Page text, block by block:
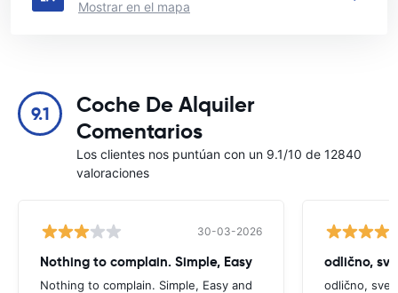
Mostrar en el mapa
9.1
Coche De Alquiler
Comentarios
Los clientes nos puntúan con un 9.1/10 de 12840
valoraciones
30-03-2026
Nothing to complain. Simple, Easy
Nothing to complain. Simple, Easy and
odlično,
odlično, sve